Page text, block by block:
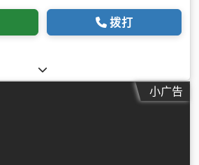
拨打
小广告